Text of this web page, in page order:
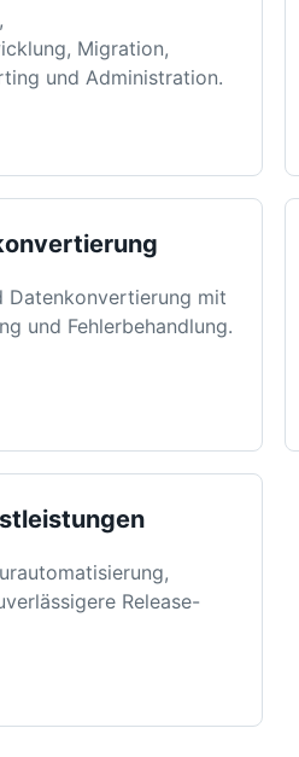
Migration,
und Administration.
Datenkonvertierung mit
und Fehlerbehandlung.
Release-